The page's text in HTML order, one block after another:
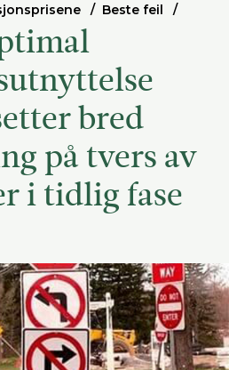
Beste feil
bred
på tvers av
i tidlig fase